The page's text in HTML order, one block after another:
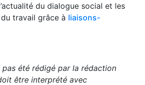
du dialogue social et les
travail grâce à liaisons-
pas été rédigé par la rédaction
être interprété avec